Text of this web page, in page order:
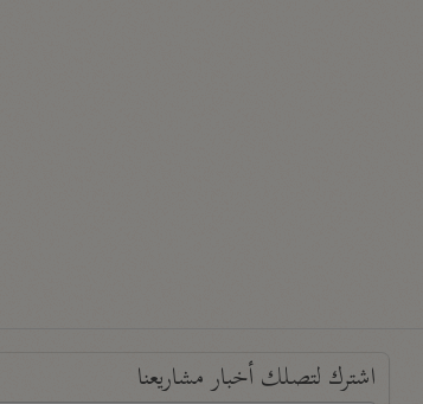
اشترك لتصلك أخبار مشاريعنا